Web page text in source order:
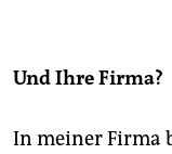
Und Ihre Firma?
In meiner Firma